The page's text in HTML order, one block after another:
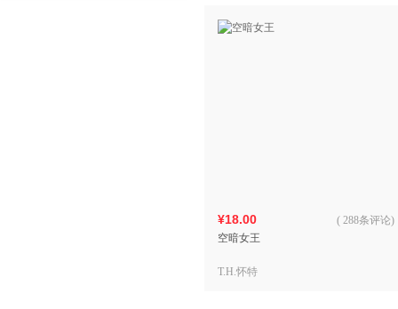
¥18.00
空暗女王
( 288条评论)
T.H.怀特